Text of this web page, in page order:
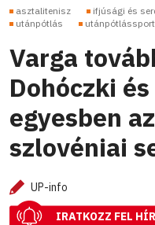
asztalitenisz ifjúsági és
utánpótlás
utánpótlássport
Varga
Dohóczki
egyesben
szlovéniai
UP-info
IRATKOZZ FEL